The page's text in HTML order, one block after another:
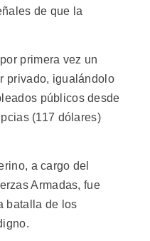
de que la
primera vez un
privado, igualándolo
públicos desde
(117 dólares)
a cargo del
Armadas, fue
batalla de los